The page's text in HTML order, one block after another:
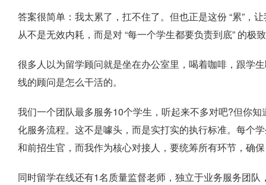
答案很简单：我太累了，扛不住了。但也正是这份 “累”
从不是无效内耗，而是对 “每一个学生都要负责到底” 的极
很多人以为留学顾问就是坐在办公室里，喝着咖啡，跟学
线的顾问是怎么干活的。
我们一个团队最多服务10个学生，听起来不多对吧?但你
化服务流程。这不是噱头，而是实打实的执行标准。每个
和前招生官，而我作为核心对接人，要统筹所有环节，确
同时留学在线还有1名质量监督老师，独立于业务服务团